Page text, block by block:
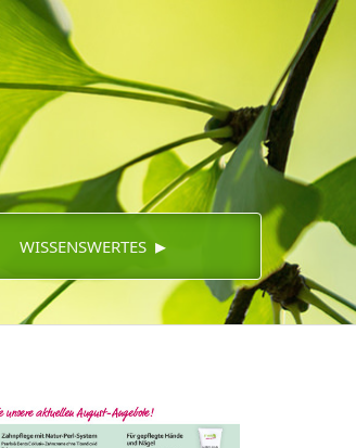
WISSENSWERTES ▸